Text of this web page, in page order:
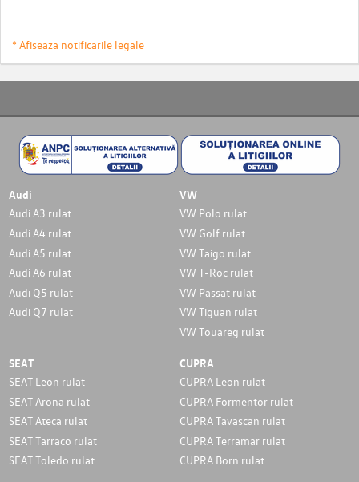
* Afiseaza notificarile legale
Audi
Audi A3 rulat
Audi A4 rulat
Audi A5 rulat
Audi A6 rulat
Audi Q5 rulat
Audi Q7 rulat
VW
VW Polo rulat
VW Golf rulat
VW Taigo rulat
VW T-Roc rulat
VW Passat rulat
VW Tiguan rulat
VW Touareg rulat
SEAT
SEAT Leon rulat
SEAT Arona rulat
SEAT Ateca rulat
SEAT Tarraco rulat
SEAT Toledo rulat
CUPRA
CUPRA Leon rulat
CUPRA Formentor rulat
CUPRA Tavascan rulat
CUPRA Terramar rulat
CUPRA Born rulat